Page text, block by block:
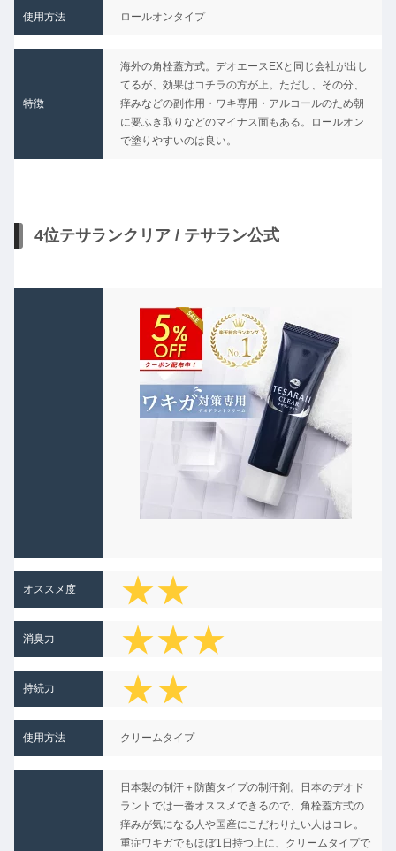
★★
使用方法 ロールオンタイプ
特徴
海外の角栓蓋方式。デオエースEXと同じ会社が出し
てるが、効果はコチラの方が上。ただし、その分、
痒みなどの副作用・ワキ専用・アルコールのため朝
に要ふき取りなどのマイナス面もある。ロールオン
で塗りやすいのは良い。
4位テサランクリア / テサラン公式
オススメ度
★★
★★
★
消臭力
★★★
★★
持続力
★★
★★
★
使用方法 クリームタイプ
日本製の制汗＋防菌タイプの制汗剤。日本のデオド
ラントでは一番オススメできるので、角栓蓋方式の
痒みが気になる人や国産にこだわりたい人はコレ。
重症ワキガでもほぼ1日持つ上に、クリームタイプで